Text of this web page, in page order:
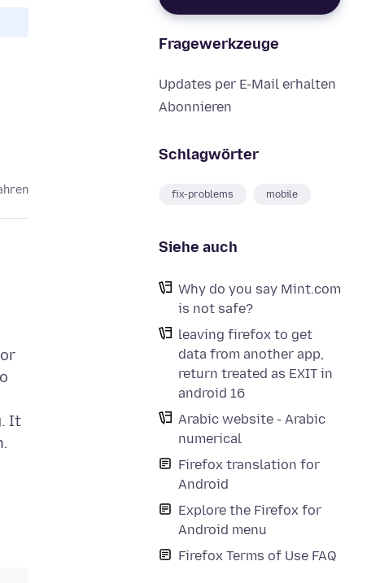
Fragewerkzeuge
Updates per E-Mail erhalten
Abonnieren
Schlagwörter
fix-problems mobile
Siehe auch
Why do you say Mint.com
is not safe?
leaving firefox to get
data from another app,
return treated as EXIT in
android 16
Arabic website - Arabic
numerical
Firefox translation for
Android
Explore the Firefox for
Android menu
Firefox Terms of Use FAQ
It